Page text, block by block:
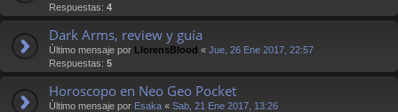
Respuestas: 4
Dark Arms, review y guía
Último mensaje por LlorensBlood « Jue, 26 Ene 2017, 22:57
Respuestas: 5
Horoscopo en Neo Geo Pocket
Último mensaje por Esaka « Sab, 21 Ene 2017, 13:26